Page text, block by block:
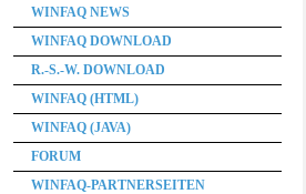
WINFAQ NEWS
WINFAQ DOWNLOAD
R.-S.-W. DOWNLOAD
WINFAQ (HTML)
WINFAQ (JAVA)
FORUM
WINFAQ-PARTNERSEITEN